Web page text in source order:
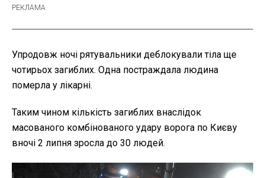
Упродовж ночі рятувальники деблокували тіла ще
чотирьох загиблих. Одна постраждала людина
померла у лікарні.
Таким чином кількість загиблих внаслідок
масованого комбінованого удару ворога по Києву
вночі 2 липня зросла до 30 людей.